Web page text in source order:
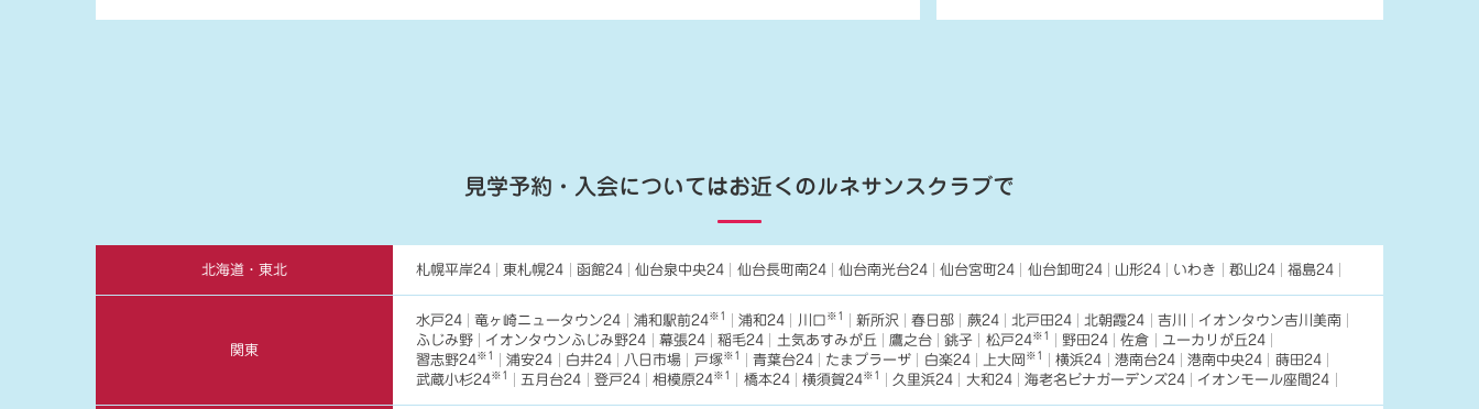
見学予約・入会についてはお近くのルネサンスクラブで
北海道・東北 札幌平岸24 東札幌24 函館24 仙台泉中央24 仙台長町南24 仙台南光台24 仙台宮町24 仙台卸町24 山形24 いわき 郡山24 福島24
関東
水戸24 竜ヶ崎ニュータウン24 浦和駅前24※1 浦和24 川口 ※1 新所沢 春日部 蕨24 北戸田24 北朝霞24 吉川
イオンタウン吉川美南
ふじみ野
イオンタウンふじみ野24 幕張24 稲毛24 土気あすみが丘 鷹之台 銚子 松戸24※1 野田24 佐倉
ユーカリが丘24
習志野24※1 浦安24 白井24 八日市場 戸塚※1 青葉台24 たまプラーザ 白楽24 上大岡 ※1 横浜24 港南台24 港南中央24
蒔田24
武蔵小杉24※1 五月台24 登戸24 相模原24※1 橋本24 横須賀24※1 久里浜24 大和24 海老名ビナガーデンズ24 イオンモール座間24